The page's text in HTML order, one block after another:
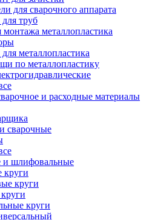
для сварочного аппарата
труб
металлопластика
металлопластика
по металлопластику
и расходные материалы
сварочные
и шлифовальные
круги
круги
круги